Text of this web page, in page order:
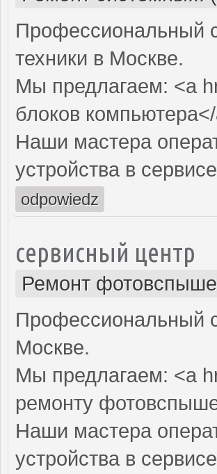
Профессиональный
техники в Москве.
Мы предлагаем: <a
блоков
Наши мастера
устройства в
odpowiedz
сервисный центр
Ремонт
Профессиональный
Москве.
Мы предлагаем: <a
ремонту
Наши мастера
устройства в